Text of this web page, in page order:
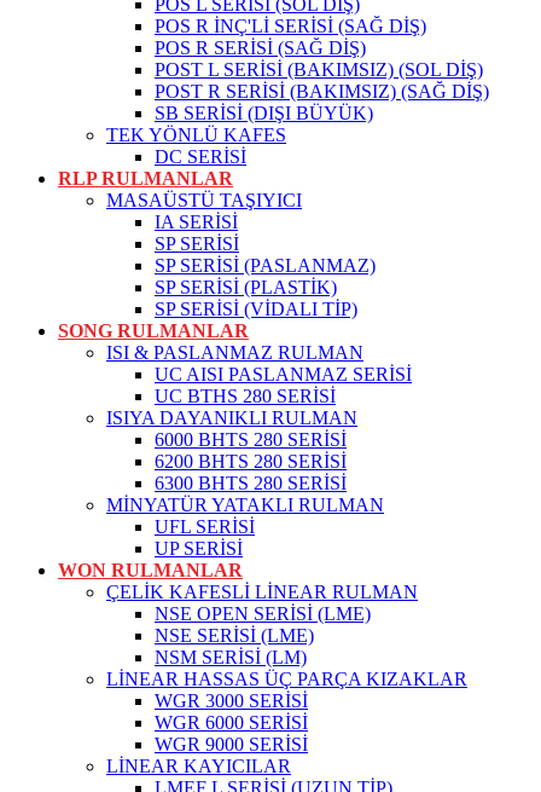
POS L SERİSİ (SOL DİŞ)
POS R İNÇ'Lİ SERİSİ (SAĞ DİŞ)
POS R SERİSİ (SAĞ DİŞ)
POST L SERİSİ (BAKIMSIZ) (SOL DİŞ)
POST R SERİSİ (BAKIMSIZ) (SAĞ DİŞ)
SB SERİSİ (DIŞI BÜYÜK)
TEK YÖNLÜ KAFES
DC SERİSİ
RLP RULMANLAR
MASAÜSTÜ TAŞIYICI
IA SERİSİ
SP SERİSİ
SP SERİSİ (PASLANMAZ)
SP SERİSİ (PLASTİK)
SP SERİSİ (VİDALI TİP)
SONG RULMANLAR
ISI & PASLANMAZ RULMAN
UC AISI PASLANMAZ SERİSİ
UC BTHS 280 SERİSİ
ISIYA DAYANIKLI RULMAN
6000 BHTS 280 SERİSİ
6200 BHTS 280 SERİSİ
6300 BHTS 280 SERİSİ
MİNYATÜR YATAKLI RULMAN
UFL SERİSİ
UP SERİSİ
WON RULMANLAR
ÇELİK KAFESLİ LİNEAR RULMAN
NSE OPEN SERİSİ (LME)
NSE SERİSİ (LME)
NSM SERİSİ (LM)
LİNEAR HASSAS ÜÇ PARÇA KIZAKLAR
WGR 3000 SERİSİ
WGR 6000 SERİSİ
WGR 9000 SERİSİ
LİNEAR KAYICILAR